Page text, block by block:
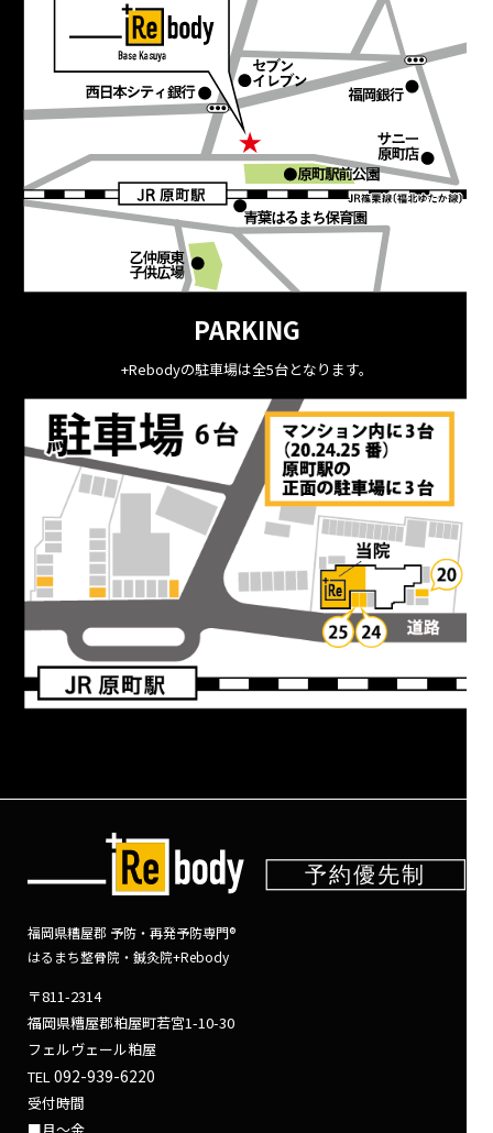
PARKING
+Rebodyの駐車場は全5台となります。
福岡県糟屋郡 予防・再発予防専門®
はるまち整骨院・鍼灸院+Rebody
〒811-2314
福岡県糟屋郡粕屋町若宮1-10-30
フェルヴェール粕屋
TEL092-939-6220
受付時間